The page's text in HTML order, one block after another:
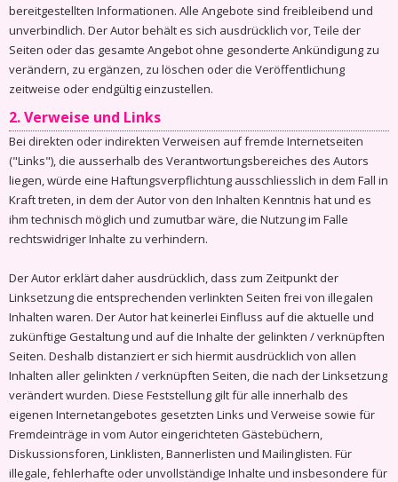
bereitgestellten Informationen. Alle Angebote sind freibleibend und
unverbindlich. Der Autor behält es sich ausdrücklich vor, Teile der
Seiten oder das gesamte Angebot ohne gesonderte Ankündigung zu
verändern, zu ergänzen, zu löschen oder die Veröffentlichung
zeitweise oder endgültig einzustellen.
2. Verweise und Links
Bei direkten oder indirekten Verweisen auf fremde Internetseiten
("Links"), die ausserhalb des Verantwortungsbereiches des Autors
liegen, würde eine Haftungsverpflichtung ausschliesslich in dem Fall in
Kraft treten, in dem der Autor von den Inhalten Kenntnis hat und es
ihm technisch möglich und zumutbar wäre, die Nutzung im Falle
rechtswidriger Inhalte zu verhindern.
Der Autor erklärt daher ausdrücklich, dass zum Zeitpunkt der
Linksetzung die entsprechenden verlinkten Seiten frei von illegalen
Inhalten waren. Der Autor hat keinerlei Einfluss auf die aktuelle und
zukünftige Gestaltung und auf die Inhalte der gelinkten / verknüpften
Seiten. Deshalb distanziert er sich hiermit ausdrücklich von allen
Inhalten aller gelinkten / verknüpften Seiten, die nach der Linksetzung
verändert wurden. Diese Feststellung gilt für alle innerhalb des
eigenen Internetangebotes gesetzten Links und Verweise sowie für
Fremdeinträge in vom Autor eingerichteten Gästebüchern,
Diskussionsforen, Linklisten, Bannerlisten und Mailinglisten. Für
illegale, fehlerhafte oder unvollständige Inhalte und insbesondere für